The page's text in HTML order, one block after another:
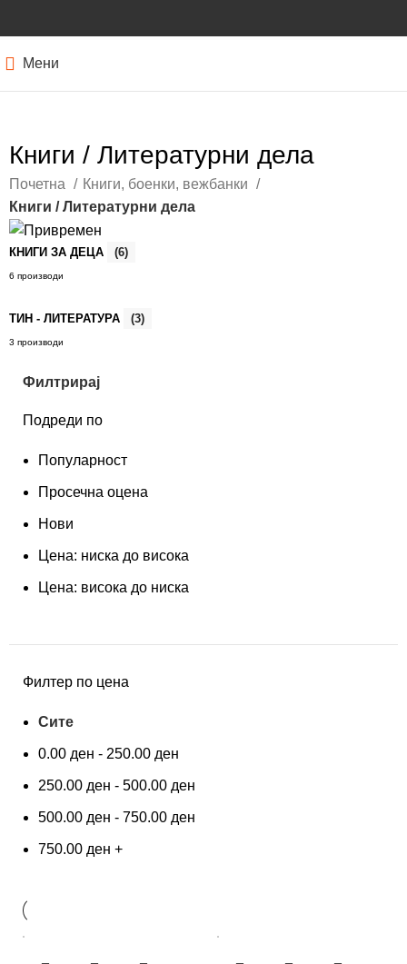
Мени
Книги / Литературни дела
Почетна
Книги, боенки, вежбанки
Книги / Литературни дела
КНИГИ ЗА ДЕЦА (6)
6 производи
ТИН - ЛИТЕРАТУРА (3)
3 производи
Филтрирај
Подреди по
Популарност
Просечна оцена
Нови
Цена: ниска до висока
Цена: висока до ниска
Филтер по цена
Сите
0.00 ден - 250.00 ден
250.00 ден - 500.00 ден
500.00 ден - 750.00 ден
750.00 ден +